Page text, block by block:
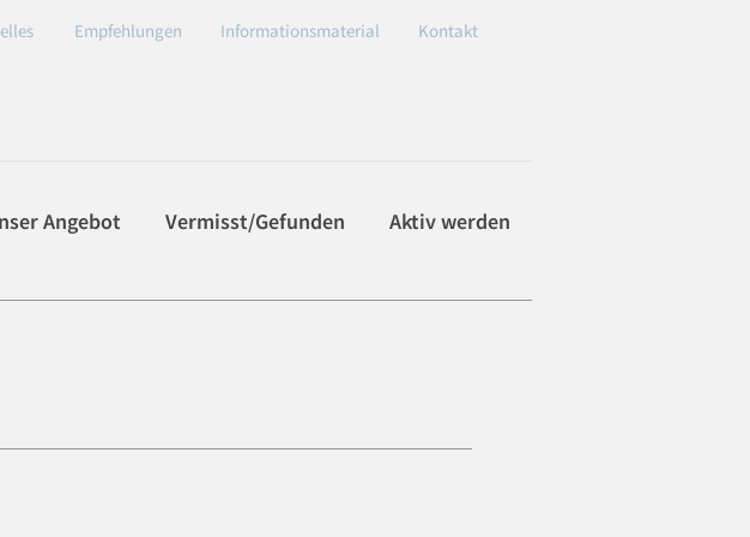
Empfehlungen Informationsmaterial Kontakt
Angebot Vermisst/Gefunden Aktiv werden